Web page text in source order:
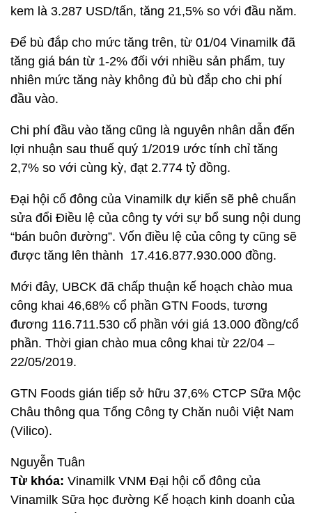
kem là 3.287 USD/tấn, tăng 21,5% so với đầu năm.
Để bù đắp cho mức tăng trên, từ 01/04 Vinamilk đã
tăng giá bán từ 1-2% đối với nhiều sản phẩm, tuy
nhiên mức tăng này không đủ bù đắp cho chi phí
đầu vào.
Chi phí đầu vào tăng cũng là nguyên nhân dẫn đến
lợi nhuận sau thuế quý 1/2019 ước tính chỉ tăng
2,7% so với cùng kỳ, đạt 2.774 tỷ đồng.
Đại hội cổ đông của Vinamilk dự kiến sẽ phê chuẩn
sửa đổi Điều lệ của công ty với sự bổ sung nội dung
“bán buôn đường”. Vốn điều lệ của công ty cũng sẽ
được tăng lên thành 17.416.877.930.000 đồng.
Mới đây, UBCK đã chấp thuận kế hoạch chào mua
công khai 46,68% cổ phần GTN Foods, tương
đương 116.711.530 cổ phần với giá 13.000 đồng/cổ
phần. Thời gian chào mua công khai từ 22/04 –
22/05/2019.
GTN Foods gián tiếp sở hữu 37,6% CTCP Sữa Mộc
Châu thông qua Tổng Công ty Chăn nuôi Việt Nam
(Vilico).
Nguyễn Tuân
Từ khóa: Vinamilk VNM Đại hội cổ đông của
Vinamilk Sữa học đường Kế hoạch kinh doanh của